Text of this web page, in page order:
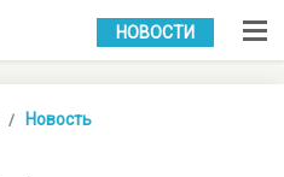
УКР РУС
НОВОСТИ
Новость